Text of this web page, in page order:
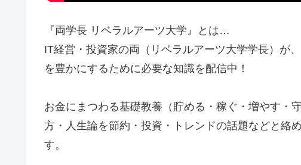
『両学長 リベラルアーツ大学』とは…
IT経営・投資家の両（リベラルアーツ大学学長）が
を豊かにするために必要な知識を配信中！
お金にまつわる基礎教養（貯める・稼ぐ・増やす・
方・人生論を節約・投資・トレンドの話題などと絡
す。